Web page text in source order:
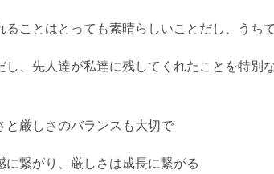
ることはとっても素晴らしいことだし、うち
し、先人達が私達に残してくれたことを特別
と厳しさのバランスも大切で
に繋がり、厳しさは成長に繋がる